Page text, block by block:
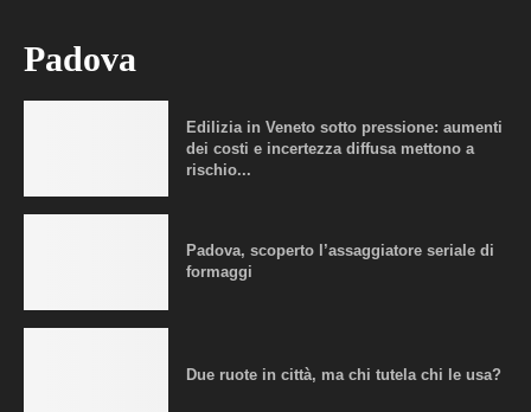
Padova
Edilizia in Veneto sotto pressione: aumenti
dei costi e incertezza diffusa mettono a
rischio...
Padova, scoperto l’assaggiatore seriale di
formaggi
Due ruote in città, ma chi tutela chi le usa?